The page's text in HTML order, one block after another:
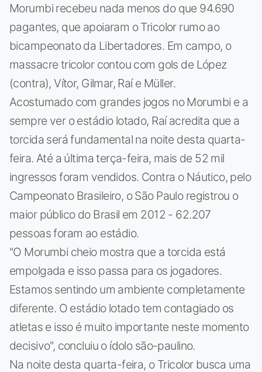
Morumbi recebeu nada menos do que 94.690
pagantes, que apoiaram o Tricolor rumo ao
bicampeonato da Libertadores. Em campo, o
massacre tricolor contou com gols de López
(contra), Vítor, Gilmar, Raí e Müller.
Acostumado com grandes jogos no Morumbi e a
sempre ver o estádio lotado, Raí acredita que a
torcida será fundamental na noite desta quarta-
feira. Até a última terça-feira, mais de 52 mil
ingressos foram vendidos. Contra o Náutico, pelo
Campeonato Brasileiro, o São Paulo registrou o
maior público do Brasil em 2012 - 62.207
pessoas foram ao estádio.
"O Morumbi cheio mostra que a torcida está
empolgada e isso passa para os jogadores.
Estamos sentindo um ambiente completamente
diferente. O estádio lotado tem contagiado os
atletas e isso é muito importante neste momento
decisivo", concluiu o ídolo são-paulino.
Na noite desta quarta-feira, o Tricolor busca uma